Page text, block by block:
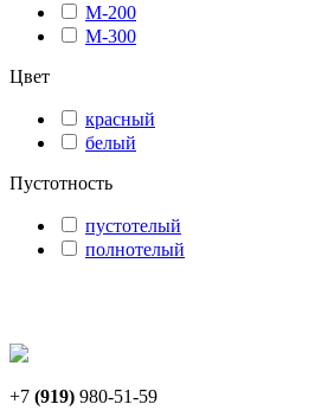
М-200
М-300
Цвет
красный
белый
Пустотность
пустотелый
полнотелый
+7 (919) 980-51-59